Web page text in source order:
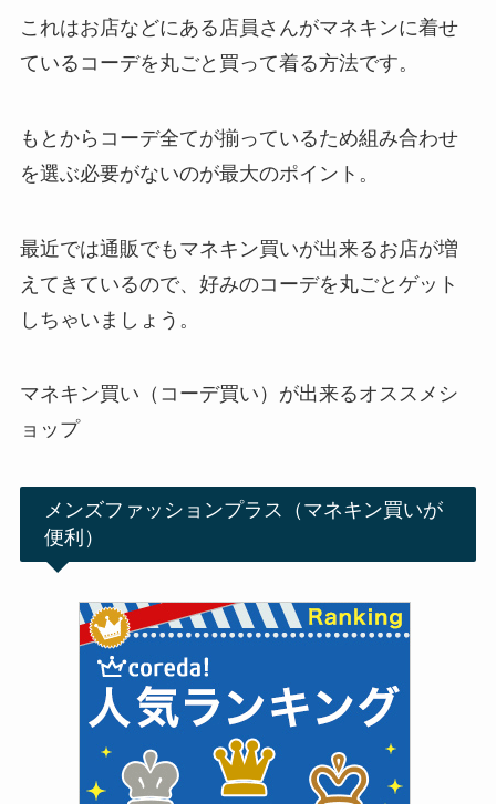
これはお店などにある店員さんがマネキンに着せ
ているコーデを丸ごと買って着る方法です。
もとからコーデ全てが揃っているため組み合わせ
を選ぶ必要がないのが最大のポイント。
最近では通販でもマネキン買いが出来るお店が増
えてきているので、好みのコーデを丸ごとゲット
しちゃいましょう。
マネキン買い（コーデ買い）が出来るオススメシ
ョップ
メンズファッションプラス（マネキン買いが
便利）